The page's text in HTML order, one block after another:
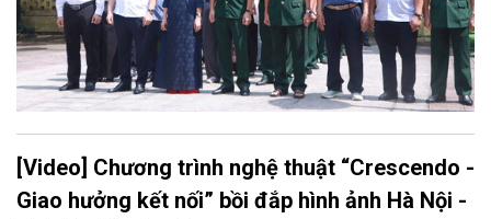
[Video] Chương trình nghệ thuật “Crescendo -
Giao hưởng kết nối” bồi đắp hình ảnh Hà Nội -